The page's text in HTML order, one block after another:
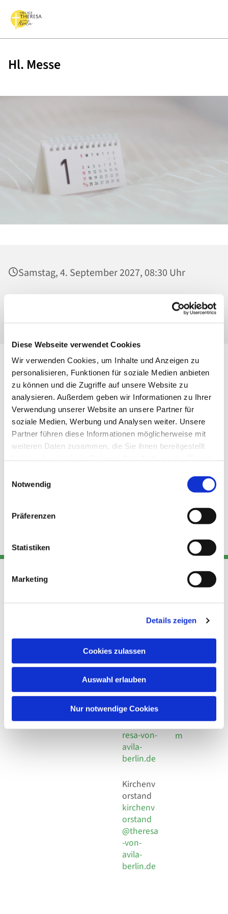
Diese Webseite verwendet Cookies
Wir verwenden Cookies, um Inhalte und Anzeigen zu
personalisieren, Funktionen für soziale Medien anbieten
zu können und die Zugriffe auf unsere Website zu
analysieren. Außerdem geben wir Informationen zu Ihrer
Verwendung unserer Website an unsere Partner für
soziale Medien, Werbung und Analysen weiter. Unsere
Partner führen diese Informationen möglicherweise mit
weiteren Daten zusammen, die Sie ihnen bereitgestellt
Notwendig
Präferenzen
Statistiken
Marketing
Details zeigen
Cookies zulassen
Auswahl erlauben
Nur notwendige Cookies
Hl. Messe
Samstag, 4. September 2027, 08:30 Uhr
Mater Dolorosa, Klosterkirche, Greifswalder
Adresse
Kirchengemeinde Pfarrei
Hl. Theresa von Avila Berlin
Leitender Pfarrer - Norbert
Behaimstr. 39
Kont
Telefon
+49 30
924 64 28
Fax +49
30 924 54
18
E-Mail
info@the
resa-von-
avila-
berlin.de
Kirchenv
orstand
kirchenv
orstand
@theresa
-von-
avila-
berlin.de
Links
Datensch
utz
Social
Impressu
m